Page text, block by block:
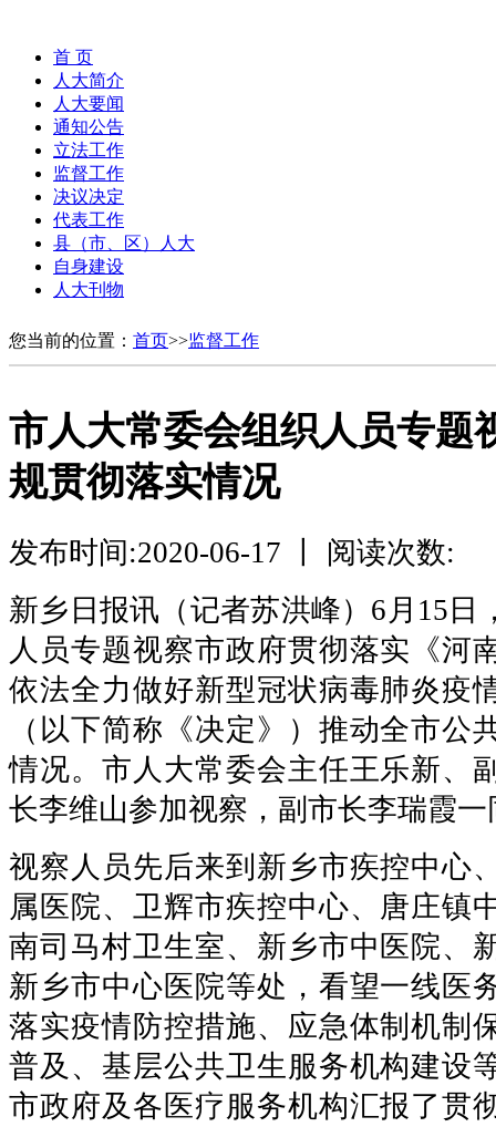
首 页
人大简介
人大要闻
通知公告
立法工作
监督工作
决议决定
代表工作
县（市、区）人大
自身建设
人大刊物
您当前的位置： 首页>>监督工作
市人大常委会组织人员专题
规贯彻落实情况
发布时间:2020-06-17 丨 阅读次数:
新乡日报讯（记者苏洪峰）6月15日
人员专题视察市政府贯彻落实《河
依法全力做好新型冠状病毒肺炎疫
（以下简称《决定》）推动全市公
情况。市人大常委会主任王乐新、
长李维山参加视察，副市长李瑞霞
视察人员先后来到新乡市疾控中心
属医院、卫辉市疾控中心、唐庄镇
南司马村卫生室、新乡市中医院、
新乡市中心医院等处，看望一线医
落实疫情防控措施、应急体制机制
普及、基层公共卫生服务机构建设
市政府及各医疗服务机构汇报了贯